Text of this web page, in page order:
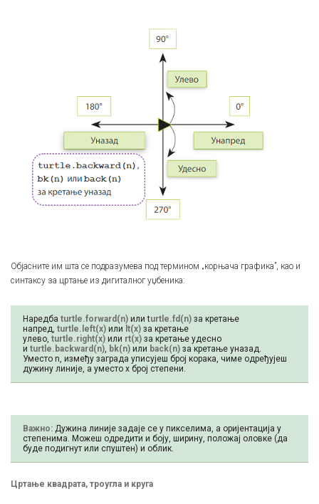
Објасните им шта се подразумева под термином „корњача графика”, као и
синтаксу за цртање из дигиталног уџбеника:
Наредба turtle.forward(n) или turtle.fd(n) за кретање
напред, turtle.left(x) или lt(x) за кретање
улево, turtle.right(x) или rt(x) за кретање удесно
и turtle.backward(n), bk(n) или back(n) за кретање уназад.
Уместо n, између заграда уписујеш број корака, чиме одређујеш
дужину линије, а уместо х број степени.
Важно: Дужина линије задаје се у пикселима, а оријентација у
степенима. Можеш одредити и боју, ширину, положај оловке (да
буде подигнут или спуштен) и облик.
Цртање квадрата, троугла и круга